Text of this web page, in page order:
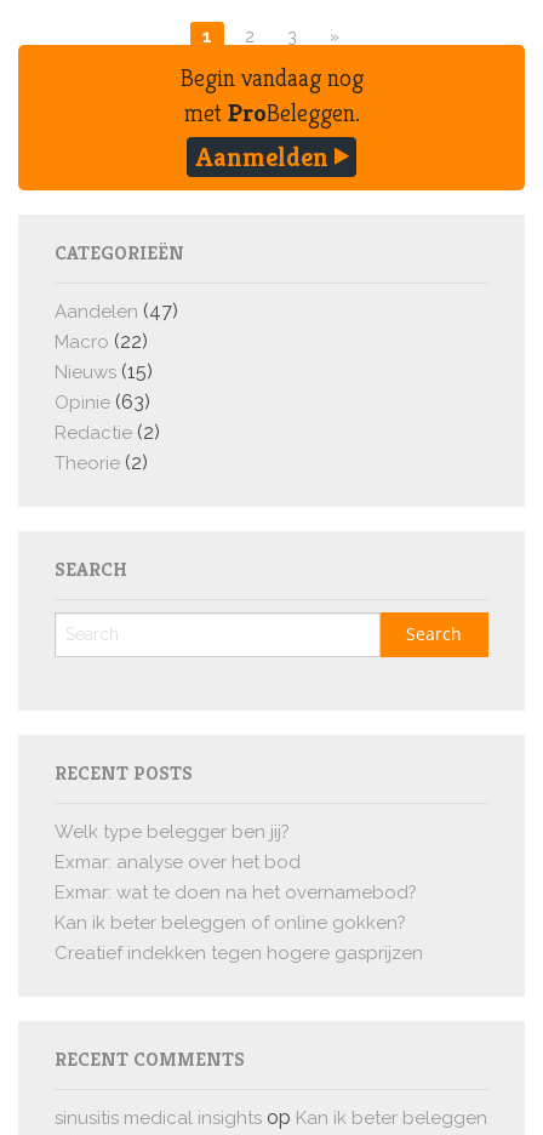
1 2 3 »
Begin vandaag nog
metProBeleggen.
Aanmelden
CATEGORIEËN
Aandelen (47)
Macro (22)
Nieuws (15)
Opinie (63)
Redactie (2)
Theorie (2)
SEARCH
RECENT POSTS
Welk type belegger ben jij?
Exmar: analyse over het bod
Exmar: wat te doen na het overnamebod?
Kan ik beter beleggen of online gokken?
Creatief indekken tegen hogere gasprijzen
RECENT COMMENTS
sinusitis medical insights op Kan ik beter beleggen